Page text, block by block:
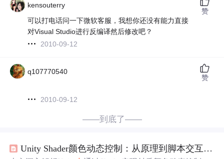
kensouterry
可以打电话问一下微软客服，我想你还没有能力直接
对Visual Studio进行反编译然后修改吧？
2010-09-12
赞
q107770540
2010-09-12
赞
——到底了——
Unity Shader颜色动态控制：从原理到脚本交互实践